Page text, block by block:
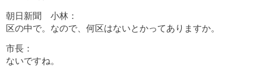
朝日新聞 小林：
区の中で。なので、何区はないとかってありますか。
市長：
ないですね。